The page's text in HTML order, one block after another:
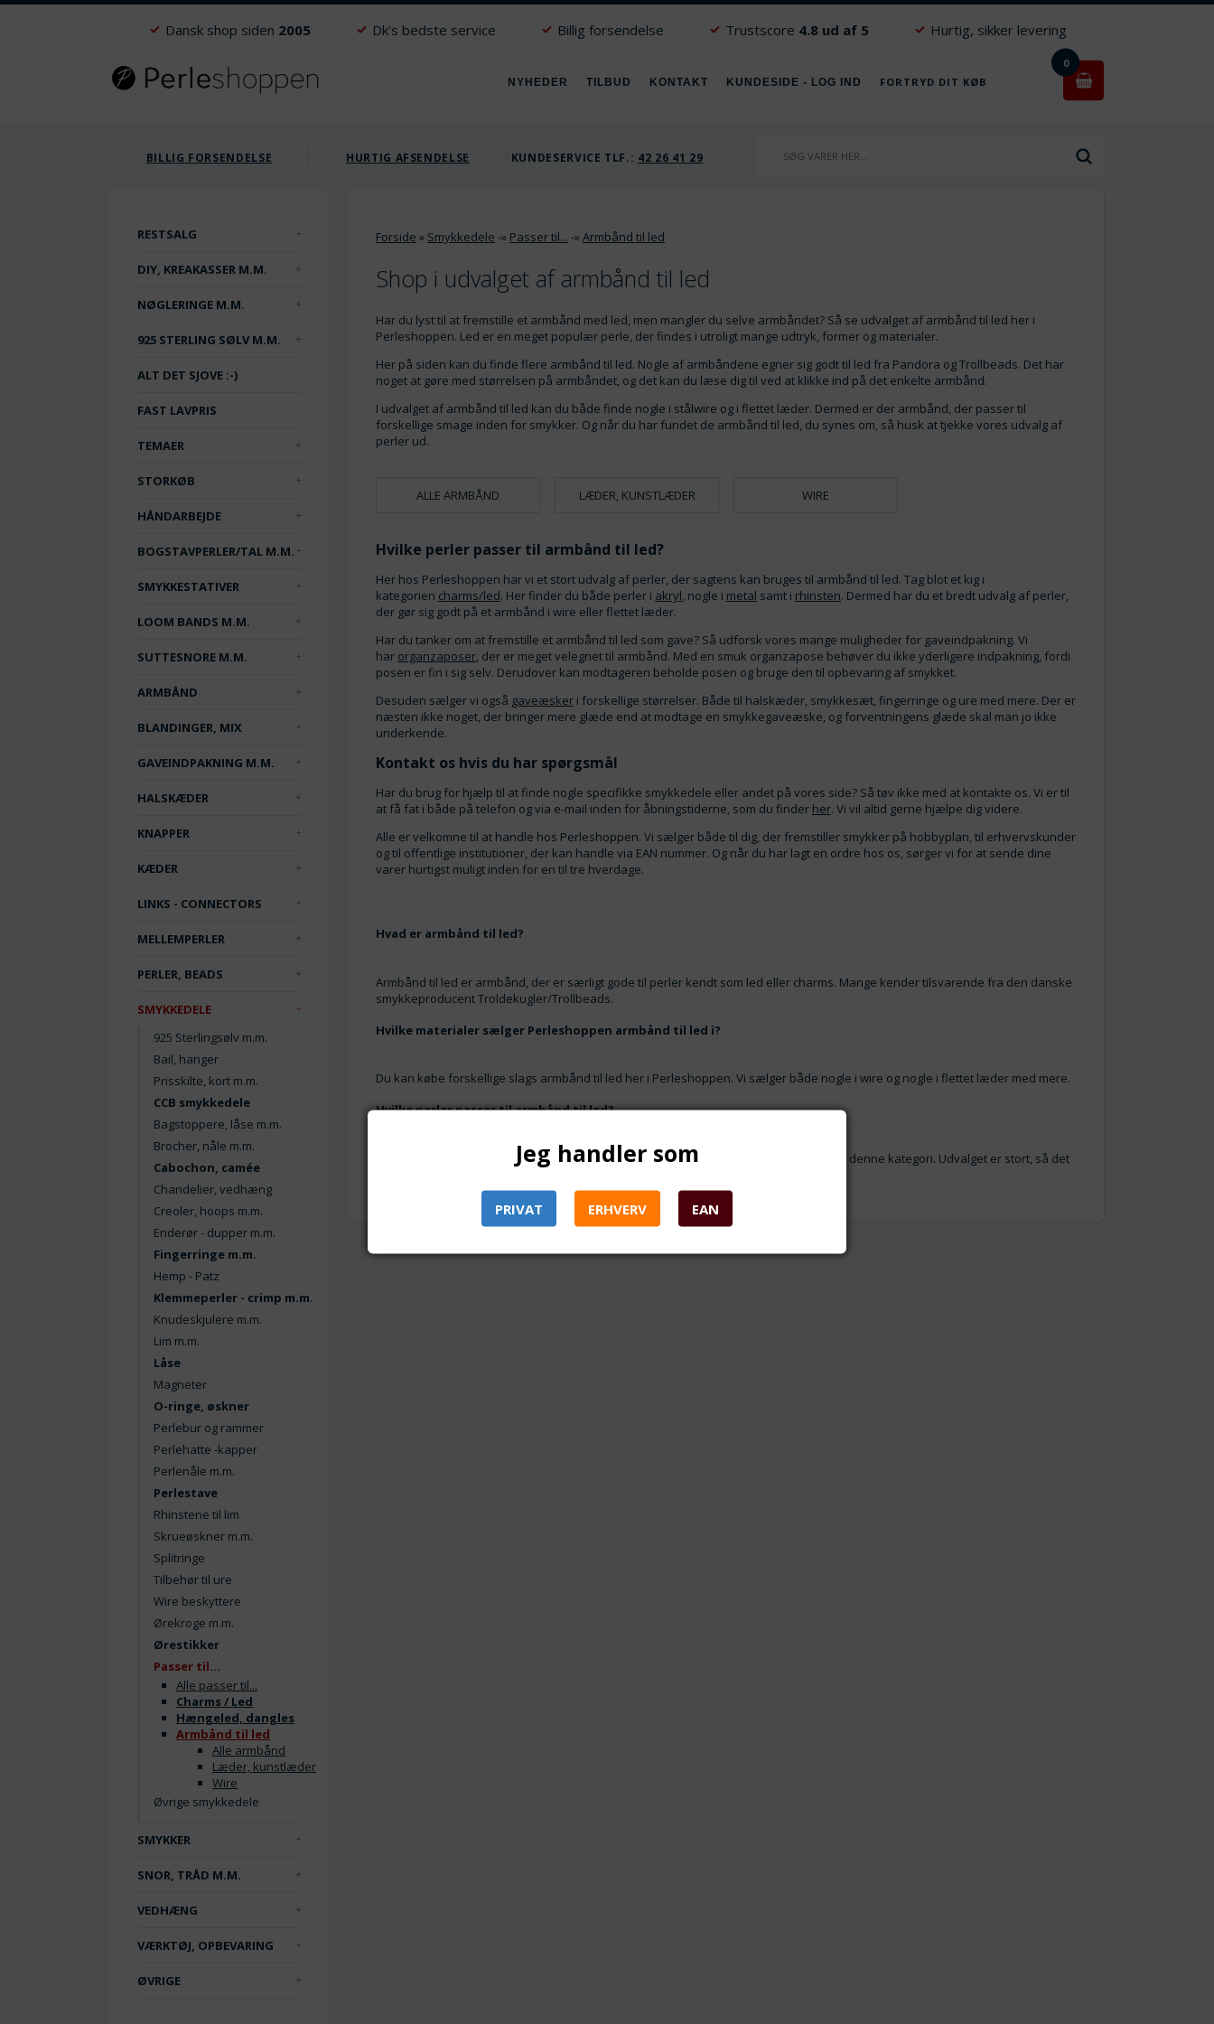
Dansk shop siden 2005 Dk's bedste service Billig forsendelse Trustscore 4.8 ud af 5 Hurtig, sikker levering
NYHEDER TILBUD KONTAKT KUNDESIDE - LOG IND FORTRYD DIT KØB
0
BILLIG FORSENDELSE HURTIG AFSENDELSE KUNDESERVICE TLF.: 42 26 41 29
RESTSALG
DIY, KREAKASSER M.M.
NØGLERINGE M.M.
925 STERLING SØLV M.M.
ALT DET SJOVE :-)
FAST LAVPRIS
TEMAER
STORKØB
HÅNDARBEJDE
BOGSTAVPERLER/TAL M.M.
SMYKKESTATIVER
LOOM BANDS M.M.
SUTTESNORE M.M.
ARMBÅND
BLANDINGER, MIX
GAVEINDPAKNING M.M.
HALSKÆDER
KNAPPER
KÆDER
LINKS - CONNECTORS
MELLEMPERLER
PERLER, BEADS
SMYKKEDELE
925 Sterlingsølv m.m.
Bail, hanger
Prisskilte, kort m.m.
CCB smykkedele
Bagstoppere, låse m.m.
Brocher, nåle m.m.
Cabochon, camée
Chandelier, vedhæng
Creoler, hoops m.m.
Enderør - dupper m.m.
Fingerringe m.m.
Hemp - Patz
Klemmeperler - crimp m.m.
Knudeskjulere m.m.
Lim m.m.
Låse
Magneter
O-ringe, øskner
Perlebur og rammer
Perlehatte -kapper
Perlenåle m.m.
Perlestave
Rhinstene til lim
Skrueøskner m.m.
Splitringe
Tilbehør til ure
Wire beskyttere
Ørekroge m.m.
Ørestikker
Passer til...
Alle passer til...
Charms / Led
Hængeled, dangles
Armbånd til led
Alle armbånd
Læder, kunstlæder
Wire
Øvrige smykkedele
SMYKKER
SNOR, TRÅD M.M.
VEDHÆNG
VÆRKTØJ, OPBEVARING
ØVRIGE
Forside » Smykkedele -» Passer til... -»Armbånd til led
Shop i udvalget af armbånd til led
Har du lyst til at fremstille et armbånd med led, men mangler du selve armbåndet? Så se udvalget af armbånd til led her i
Perleshoppen. Led er en meget populær perle, der findes i utroligt mange udtryk, former og materialer.
Her på siden kan du finde flere armbånd til led. Nogle af armbåndene egner sig godt til led fra Pandora og Trollbeads. Det har
noget at gøre med størrelsen på armbåndet, og det kan du læse dig til ved at klikke ind på det enkelte armbånd.
I udvalget af armbånd til led kan du både finde nogle i stålwire og i flettet læder. Dermed er der armbånd, der passer til
forskellige smage inden for smykker. Og når du har fundet de armbånd til led, du synes om, så husk at tjekke vores udvalg af
perler ud.
ALLE ARMBÅND LÆDER, KUNSTLÆDER WIRE
Hvilke perler passer til armbånd til led?
Her hos Perleshoppen har vi et stort udvalg af perler, der sagtens kan bruges til armbånd til led. Tag blot et kig i
kategorien charms/led. Her finder du både perler i akryl, nogle i metal samt i rhinsten. Dermed har du et bredt udvalg af perler,
der gør sig godt på et armbånd i wire eller flettet læder.
Har du tanker om at fremstille et armbånd til led som gave? Så udforsk vores mange muligheder for gaveindpakning. Vi
har organzaposer, der er meget velegnet til armbånd. Med en smuk organzapose behøver du ikke yderligere indpakning, fordi
posen er fin i sig selv. Derudover kan modtageren beholde posen og bruge den til opbevaring af smykket.
Desuden sælger vi også gaveæsker i forskellige størrelser. Både til halskæder, smykkesæt, fingerringe og ure med mere. Der er
næsten ikke noget, der bringer mere glæde end at modtage en smykkegaveæske, og forventningens glæde skal man jo ikke
underkende.
Kontakt os hvis du har spørgsmål
Har du brug for hjælp til at finde nogle specifikke smykkedele eller andet på vores side? Så tøv ikke med at kontakte os. Vi er til
at få fat i både på telefon og via e-mail inden for åbningstiderne, som du finder her. Vi vil altid gerne hjælpe dig videre.
Alle er velkomne til at handle hos Perleshoppen. Vi sælger både til dig, der fremstiller smykker på hobbyplan, til erhvervskunder
og til offentlige institutioner, der kan handle via EAN nummer. Og når du har lagt en ordre hos os, sørger vi for at sende dine
varer hurtigst muligt inden for en til tre hverdage.
Hvad er armbånd til led?
Armbånd til led er armbånd, der er særligt gode til perler kendt som led eller charms. Mange kender tilsvarende fra den danske
smykkeproducent Troldekugler/Trollbeads.
Hvilke materialer sælger Perleshoppen armbånd til led i?
Du kan købe forskellige slags armbånd til led her i Perleshoppen. Vi sælger både nogle i wire og nogle i flettet læder med mere.
Hvilke perler passer til armbånd til led?
Hos Perleshoppen kan du finde perler – eller led – der egner sig godt til armbåndene i denne kategori. Udvalget er stort, så det
Jeg handler som
PRIVAT ERHVERV EAN